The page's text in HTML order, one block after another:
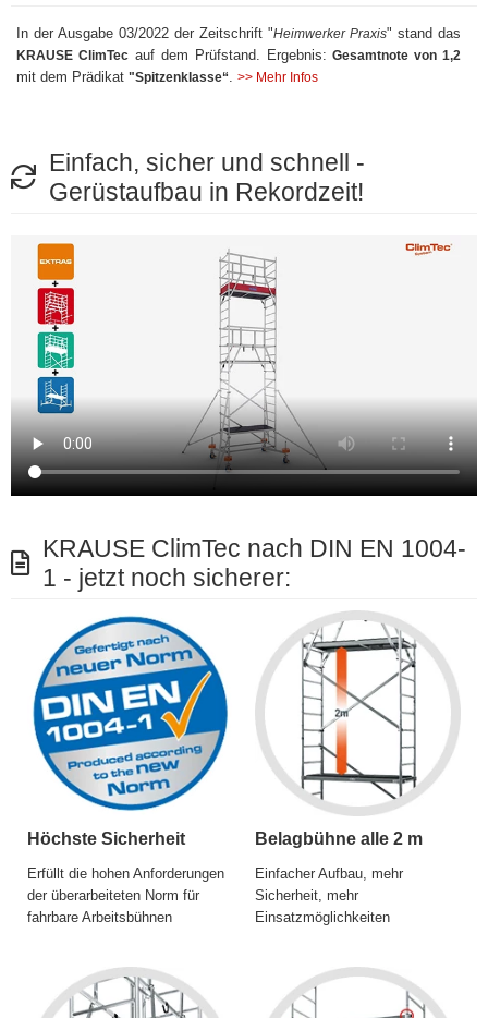
In der Ausgabe 03/2022 der Zeitschrift "Heimwerker Praxis" stand das
KRAUSE ClimTec auf dem Prüfstand. Ergebnis: Gesamtnote von 1,2
mit dem Prädikat "Spitzenklasse“ >> Mehr Infos
Einfach, sicher und schnell -
Gerüstaufbau in Rekordzeit!
KRAUSE ClimTec nach DIN EN 1004-
1 - jetzt noch sicherer:
Höchste Sicherheit
Erfüllt die hohen Anforderungen
der überarbeiteten Norm für
fahrbare Arbeitsbühnen
Belagbühne alle 2 m
Einfacher Aufbau, mehr
Sicherheit, mehr
Einsatzmöglichkeiten